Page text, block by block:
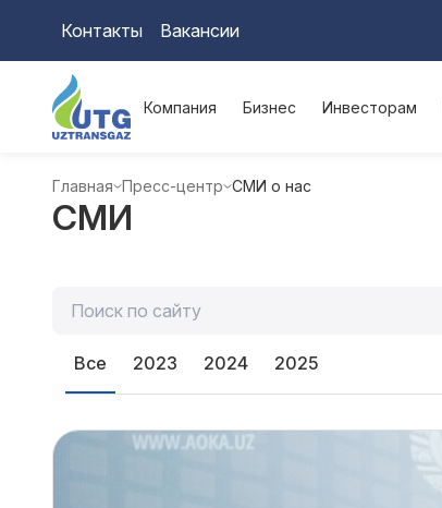
Контакты Вакансии
Компания Бизнес Инвесторам
Главная Пресс-центр СМИ о нас
СМИ
Все 2023 2024 2025